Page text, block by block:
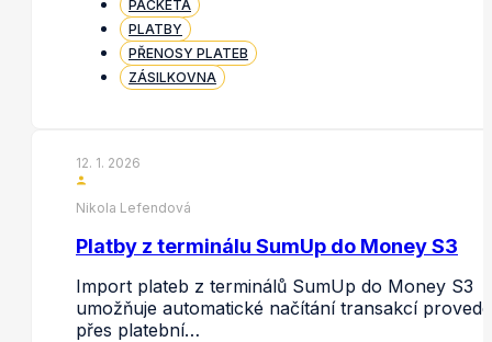
PACKETA
PLATBY
PŘENOSY PLATEB
ZÁSILKOVNA
12. 1. 2026
Nikola Lefendová
Platby z terminálu SumUp do Money S3
Import plateb z terminálů SumUp do Money S3
umožňuje automatické načítání transakcí
přes platební…